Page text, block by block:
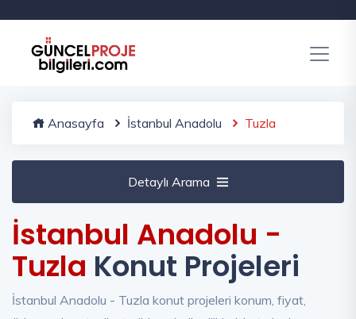
Anasayfa İstanbul Anadolu Tuzla
Detaylı Arama
İstanbul Anadolu -
Tuzla Konut Projeleri
İstanbul Anadolu - Tuzla konut projeleri konum, fiyat,